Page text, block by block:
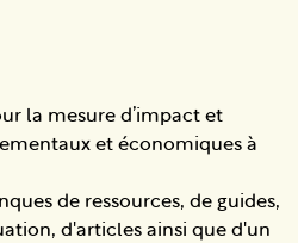
la mesure d’impact et
et économiques à
de ressources, de guides,
d'articles ainsi que d'un